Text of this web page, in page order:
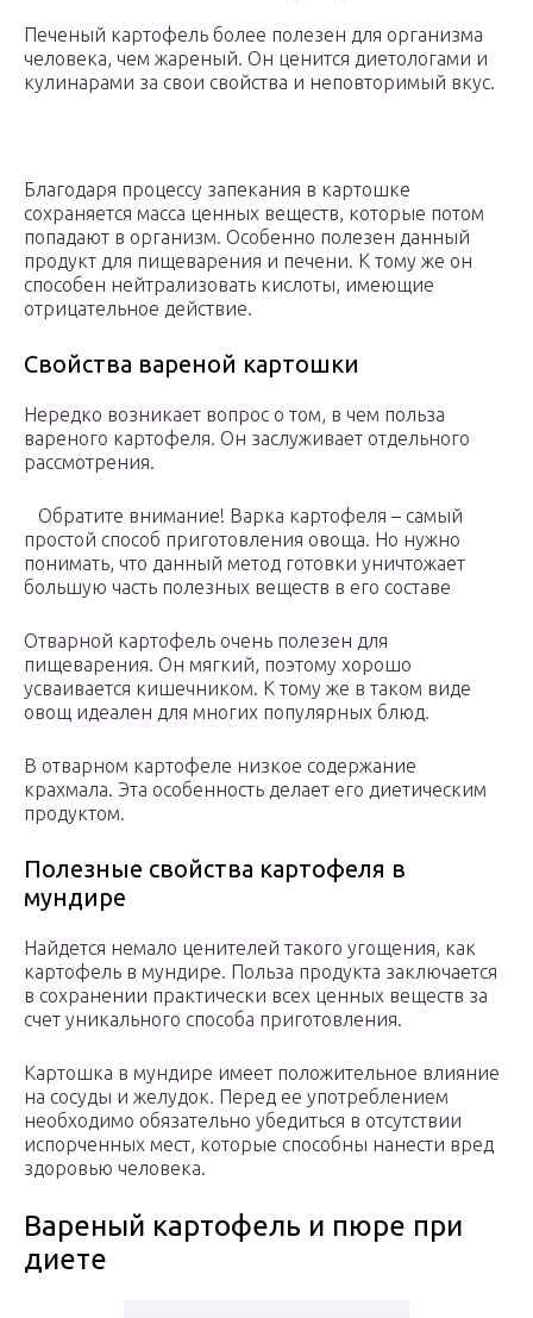
Печеный картофель более полезен для организма
человека, чем жареный. Он ценится диетологами и
кулинарами за свои свойства и неповторимый вкус.
Благодаря процессу запекания в картошке
сохраняется масса ценных веществ, которые потом
попадают в организм. Особенно полезен данный
продукт для пищеварения и печени. К тому же он
способен нейтрализовать кислоты, имеющие
отрицательное действие.
Свойства вареной картошки
Нередко возникает вопрос о том, в чем польза
вареного картофеля. Он заслуживает отдельного
рассмотрения.
Обратите внимание! Варка картофеля – самый
простой способ приготовления овоща. Но нужно
понимать, что данный метод готовки уничтожает
большую часть полезных веществ в его составе
Отварной картофель очень полезен для
пищеварения. Он мягкий, поэтому хорошо
усваивается кишечником. К тому же в таком виде
овощ идеален для многих популярных блюд.
В отварном картофеле низкое содержание
крахмала. Эта особенность делает его диетическим
продуктом.
Полезные свойства картофеля в
мундире
Найдется немало ценителей такого угощения, как
картофель в мундире. Польза продукта заключается
в сохранении практически всех ценных веществ за
счет уникального способа приготовления.
Картошка в мундире имеет положительное влияние
на сосуды и желудок. Перед ее употреблением
необходимо обязательно убедиться в отсутствии
испорченных мест, которые способны нанести вред
здоровью человека.
Вареный картофель и пюре при
диете